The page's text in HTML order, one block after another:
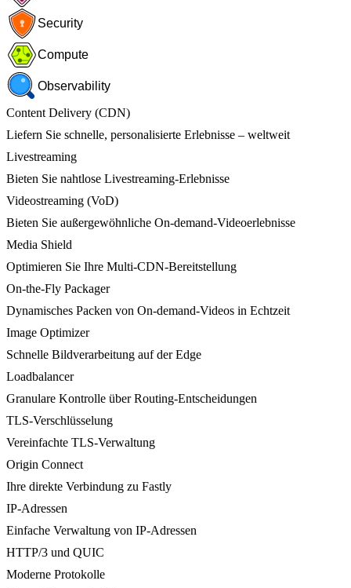
Security
Compute
Observability
Content Delivery (CDN)
Liefern Sie schnelle, personalisierte Erlebnisse – weltweit
Livestreaming
Bieten Sie nahtlose Livestreaming-Erlebnisse
Videostreaming (VoD)
Bieten Sie außergewöhnliche On-demand-Videoerlebnisse
Media Shield
Optimieren Sie Ihre Multi-CDN-Bereitstellung
On-the-Fly Packager
Dynamisches Packen von On-demand-Videos in Echtzeit
Image Optimizer
Schnelle Bildverarbeitung auf der Edge
Loadbalancer
Granulare Kontrolle über Routing-Entscheidungen
TLS-Verschlüsselung
Vereinfachte TLS-Verwaltung
Origin Connect
Ihre direkte Verbindung zu Fastly
IP-Adressen
Einfache Verwaltung von IP-Adressen
HTTP/3 und QUIC
Moderne Protokolle